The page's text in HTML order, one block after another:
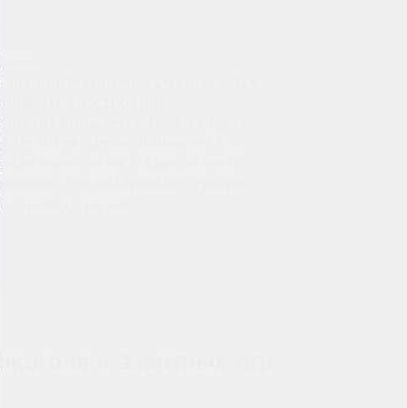
обычно уменьшается
настроение,
снижается тяга, уходят
Человек лучше понимает своё
план: медикаменты,
Это возвращает чувство
новых срывов.
и азартных игр